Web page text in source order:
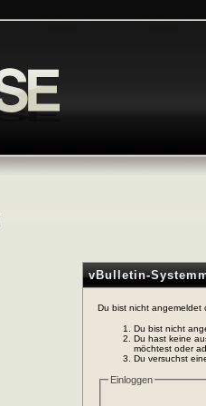
vBulletin-
Du bist nicht
Du bist nicht
Du hast keine
möchtest oder
Du versuchst
Einloggen